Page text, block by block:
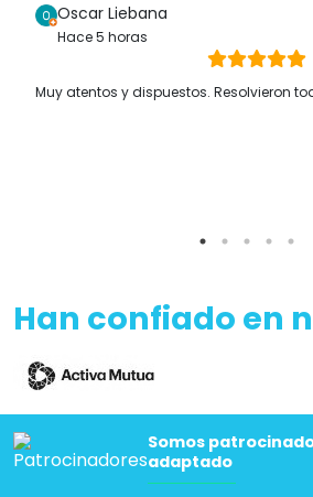
Oscar Liebana
Hace 5 horas
Muy atentos y dispuestos. Resolvieron
Han confiado en
Somos
adaptado